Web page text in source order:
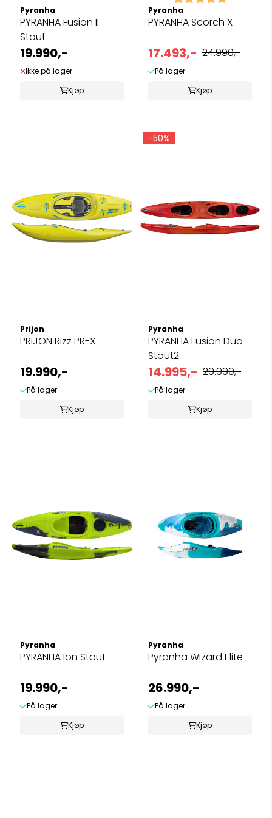
Pyranha
PYRANHA Fusion II
Stout
19.990,-
Ikke på lager
Kjøp
Pyranha
PYRANHA Scorch X
17.493,- 24.990,-
På lager
Kjøp
Prijon
PRIJON Rizz PR-X
19.990,-
På lager
Kjøp
-50%
Pyranha
PYRANHA Fusion Duo
Stout2
14.995,- 29.990,-
På lager
Kjøp
Pyranha
PYRANHA Ion Stout
19.990,-
På lager
Kjøp
Pyranha
Pyranha Wizard Elite
26.990,-
På lager
Kjøp